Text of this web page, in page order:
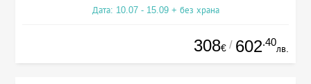
Дата: 10.07 - 15.09 + без храна
308€ / 602.40
лв.